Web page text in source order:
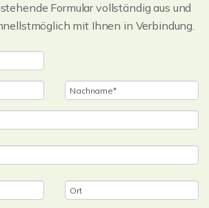
Formular vollständig aus und
mit Ihnen in Verbindung.